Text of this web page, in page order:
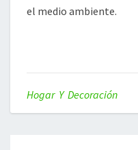
el medio ambiente.
Hogar Y Decoración